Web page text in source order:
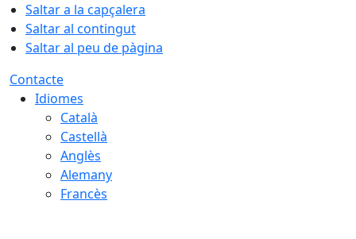
Saltar a la capçalera
Saltar al contingut
Saltar al peu de pàgina
Contacte
Idiomes
Català
Castellà
Anglès
Alemany
Francès